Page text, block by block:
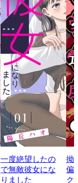
一度絶望したの
で無敵彼女にな
りました
拗
偏
ク